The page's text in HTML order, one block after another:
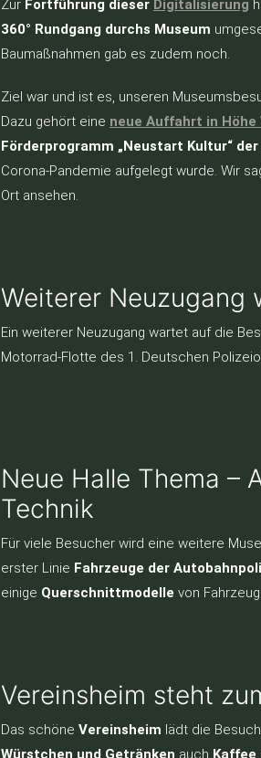
Zur Fortführung dieser Digitalisierung
360° Rundgang durchs Museum
Baumaßnahmen gab es zudem noch.
Ziel war und ist es, unseren
Dazu gehört eine neue Auffahrt in Höhe
Förderprogramm „Neustart Kultur“ der
Corona-Pandemie aufgelegt wurde. Wir
Ort ansehen.
Weiterer Neuzugang
Ein weiterer Neuzugang wartet auf die
Motorrad-Flotte des 1. Deutschen
Neue Halle Thema –
Technik
Für viele Besucher wird eine weitere
erster Linie Fahrzeuge der
einige Querschnittmodelle von
Vereinsheim steht
Das schöne Vereinsheim lädt die
Würstchen und Getränken auch Kaffee